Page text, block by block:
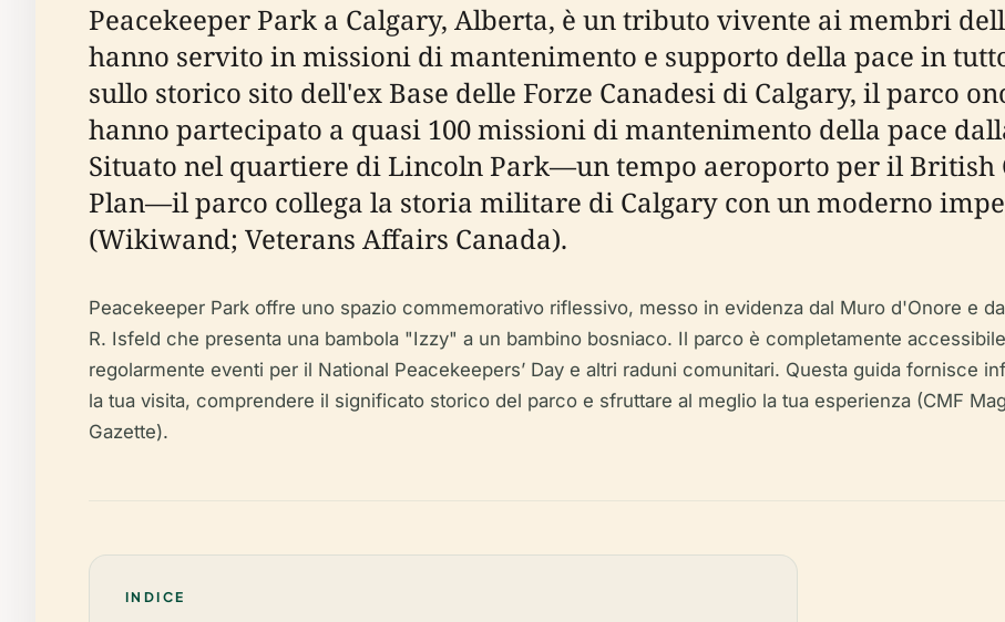
Peacekeeper Park a Calgary, Alberta, è un tributo vivente ai membri
hanno servito in missioni di mantenimento e supporto della pace in
sullo storico sito dell'ex Base delle Forze Canadesi di Calgary, il parco
hanno partecipato a quasi 100 missioni di mantenimento della pace
Situato nel quartiere di Lincoln Park—un tempo aeroporto per il
Plan—il parco collega la storia militare di Calgary con un moderno
(Wikiwand; Veterans Affairs Canada).
Peacekeeper Park offre uno spazio commemorativo riflessivo, messo in evidenza dal Muro d'Onore e
R. Isfeld che presenta una bambola "Izzy" a un bambino bosniaco. Il parco è completamente
regolarmente eventi per il National Peacekeepers’ Day e altri raduni comunitari. Questa guida fornisce
la tua visita, comprendere il significato storico del parco e sfruttare al meglio la tua esperienza (CMF
Gazette).
INDICE